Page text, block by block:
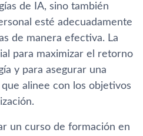
de IA, sino también
esté adecuadamente
de manera efectiva. La
para maximizar el retorno
y para asegurar una
alinee con los objetivos
un curso de formación en